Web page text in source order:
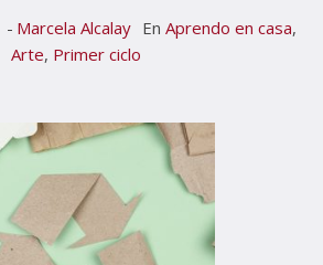
Marcela Alcalay En Aprendo en casa,
Arte, Primer ciclo